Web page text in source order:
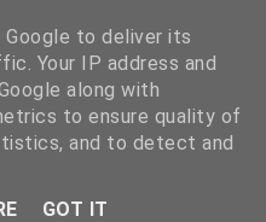
to deliver its
Your IP address and
along with
to ensure quality of
and to detect and
GOT IT